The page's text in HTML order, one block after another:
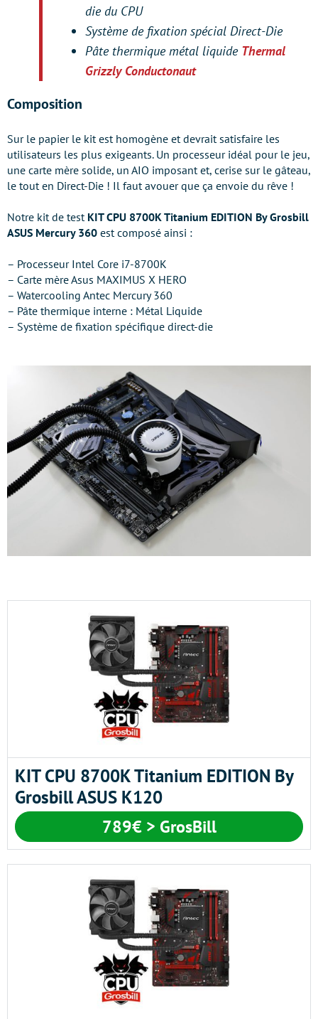
die du CPU
Système de fixation spécial Direct-Die
Pâte thermique métal liquide Thermal
Grizzly Conductonaut
Composition
Sur le papier le kit est homogène et devrait satisfaire les
utilisateurs les plus exigeants. Un processeur idéal pour le jeu,
une carte mère solide, un AIO imposant et, cerise sur le gâteau,
le tout en Direct-Die ! Il faut avouer que ça envoie du rêve !
Notre kit de test KIT CPU 8700K Titanium EDITION By Grosbill
ASUS Mercury 360 est composé ainsi :
– Processeur Intel Core i7-8700K
– Carte mère Asus MAXIMUS X HERO
– Watercooling Antec Mercury 360
– Pâte thermique interne : Métal Liquide
– Système de fixation spécifique direct-die
KIT CPU 8700K Titanium EDITION By
Grosbill ASUS K120
789€ > GrosBill